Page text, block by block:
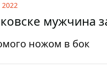
2022
мужчина
ножом в бок